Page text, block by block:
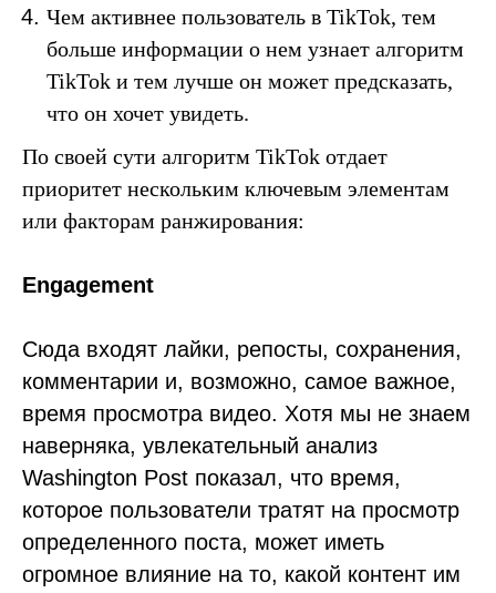
Чем активнее пользователь в TikTok, тем
больше информации о нем узнает алгоритм
TikTok и тем лучше он может предсказать,
что он хочет увидеть.
По своей сути алгоритм TikTok отдает
приоритет нескольким ключевым элементам
или факторам ранжирования:
Engagement
Сюда входят лайки, репосты, сохранения,
комментарии и, возможно, самое важное,
время просмотра видео. Хотя мы не знаем
наверняка, увлекательный анализ
Washington Post показал, что время,
которое пользователи тратят на просмотр
определенного поста, может иметь
огромное влияние на то, какой контент им